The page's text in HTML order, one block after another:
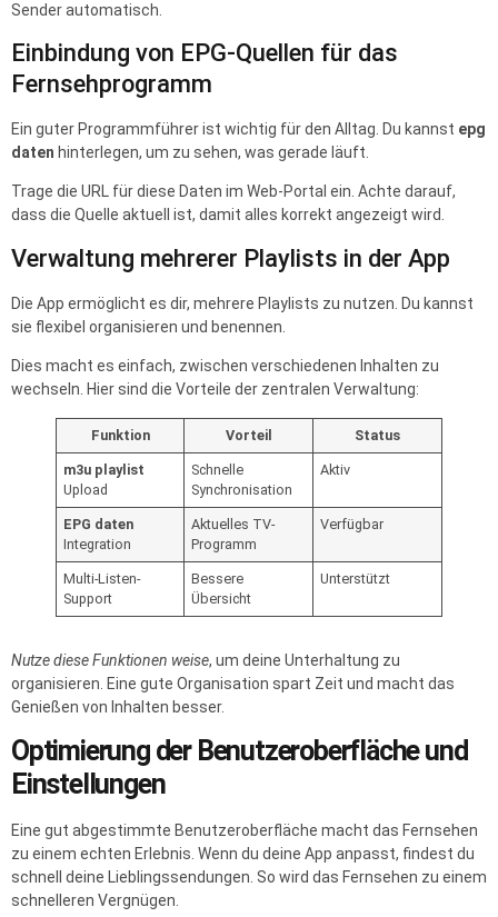
Sender automatisch.
Einbindung von EPG-Quellen für das
Fernsehprogramm
Ein guter Programmführer ist wichtig für den Alltag. Du kannst epg
daten hinterlegen, um zu sehen, was gerade läuft.
Trage die URL für diese Daten im Web-Portal ein. Achte darauf,
dass die Quelle aktuell ist, damit alles korrekt angezeigt wird.
Verwaltung mehrerer Playlists in der App
Die App ermöglicht es dir, mehrere Playlists zu nutzen. Du kannst
sie flexibel organisieren und benennen.
Dies macht es einfach, zwischen verschiedenen Inhalten zu
wechseln. Hier sind die Vorteile der zentralen Verwaltung:
Funktion Vorteil Status
m3u playlist
Upload
Schnelle
Synchronisation
Aktiv
EPG daten
Integration
Aktuelles TV-
Programm
Verfügbar
Multi-Listen-
Support
Bessere
Übersicht
Unterstützt
Nutze diese Funktionen weise, um deine Unterhaltung zu
organisieren. Eine gute Organisation spart Zeit und macht das
Genießen von Inhalten besser.
Optimierung der Benutzeroberfläche und
Einstellungen
Eine gut abgestimmte Benutzeroberfläche macht das Fernsehen
zu einem echten Erlebnis. Wenn du deine App anpasst, findest du
schnell deine Lieblingssendungen. So wird das Fernsehen zu einem
schnelleren Vergnügen.